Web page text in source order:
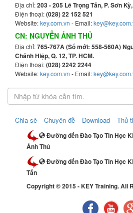
Địa chỉ:203 - 205 Lê Trọng Tấn, P. Sơn
Điện thoại:(028) 22 152 521
Website:key.com.vn - Email:
CN: NGUYỄN ẢNH THỦ
Địa chỉ:765-767A (Số mới: 558-560A)
Chánh Hiệp, Q. 12, TP. HCM.
Điện thoại:(028) 2242 2244
Website:key.com.vn - Email:
Chia sẻ Chuyên đề Download Thủ
Đường đến Đào Tạo Tin Học
Ảnh Thủ
Đường đến Đào Tạo Tin Học
Tấn
Copyright © 2015 - KEY Training. All